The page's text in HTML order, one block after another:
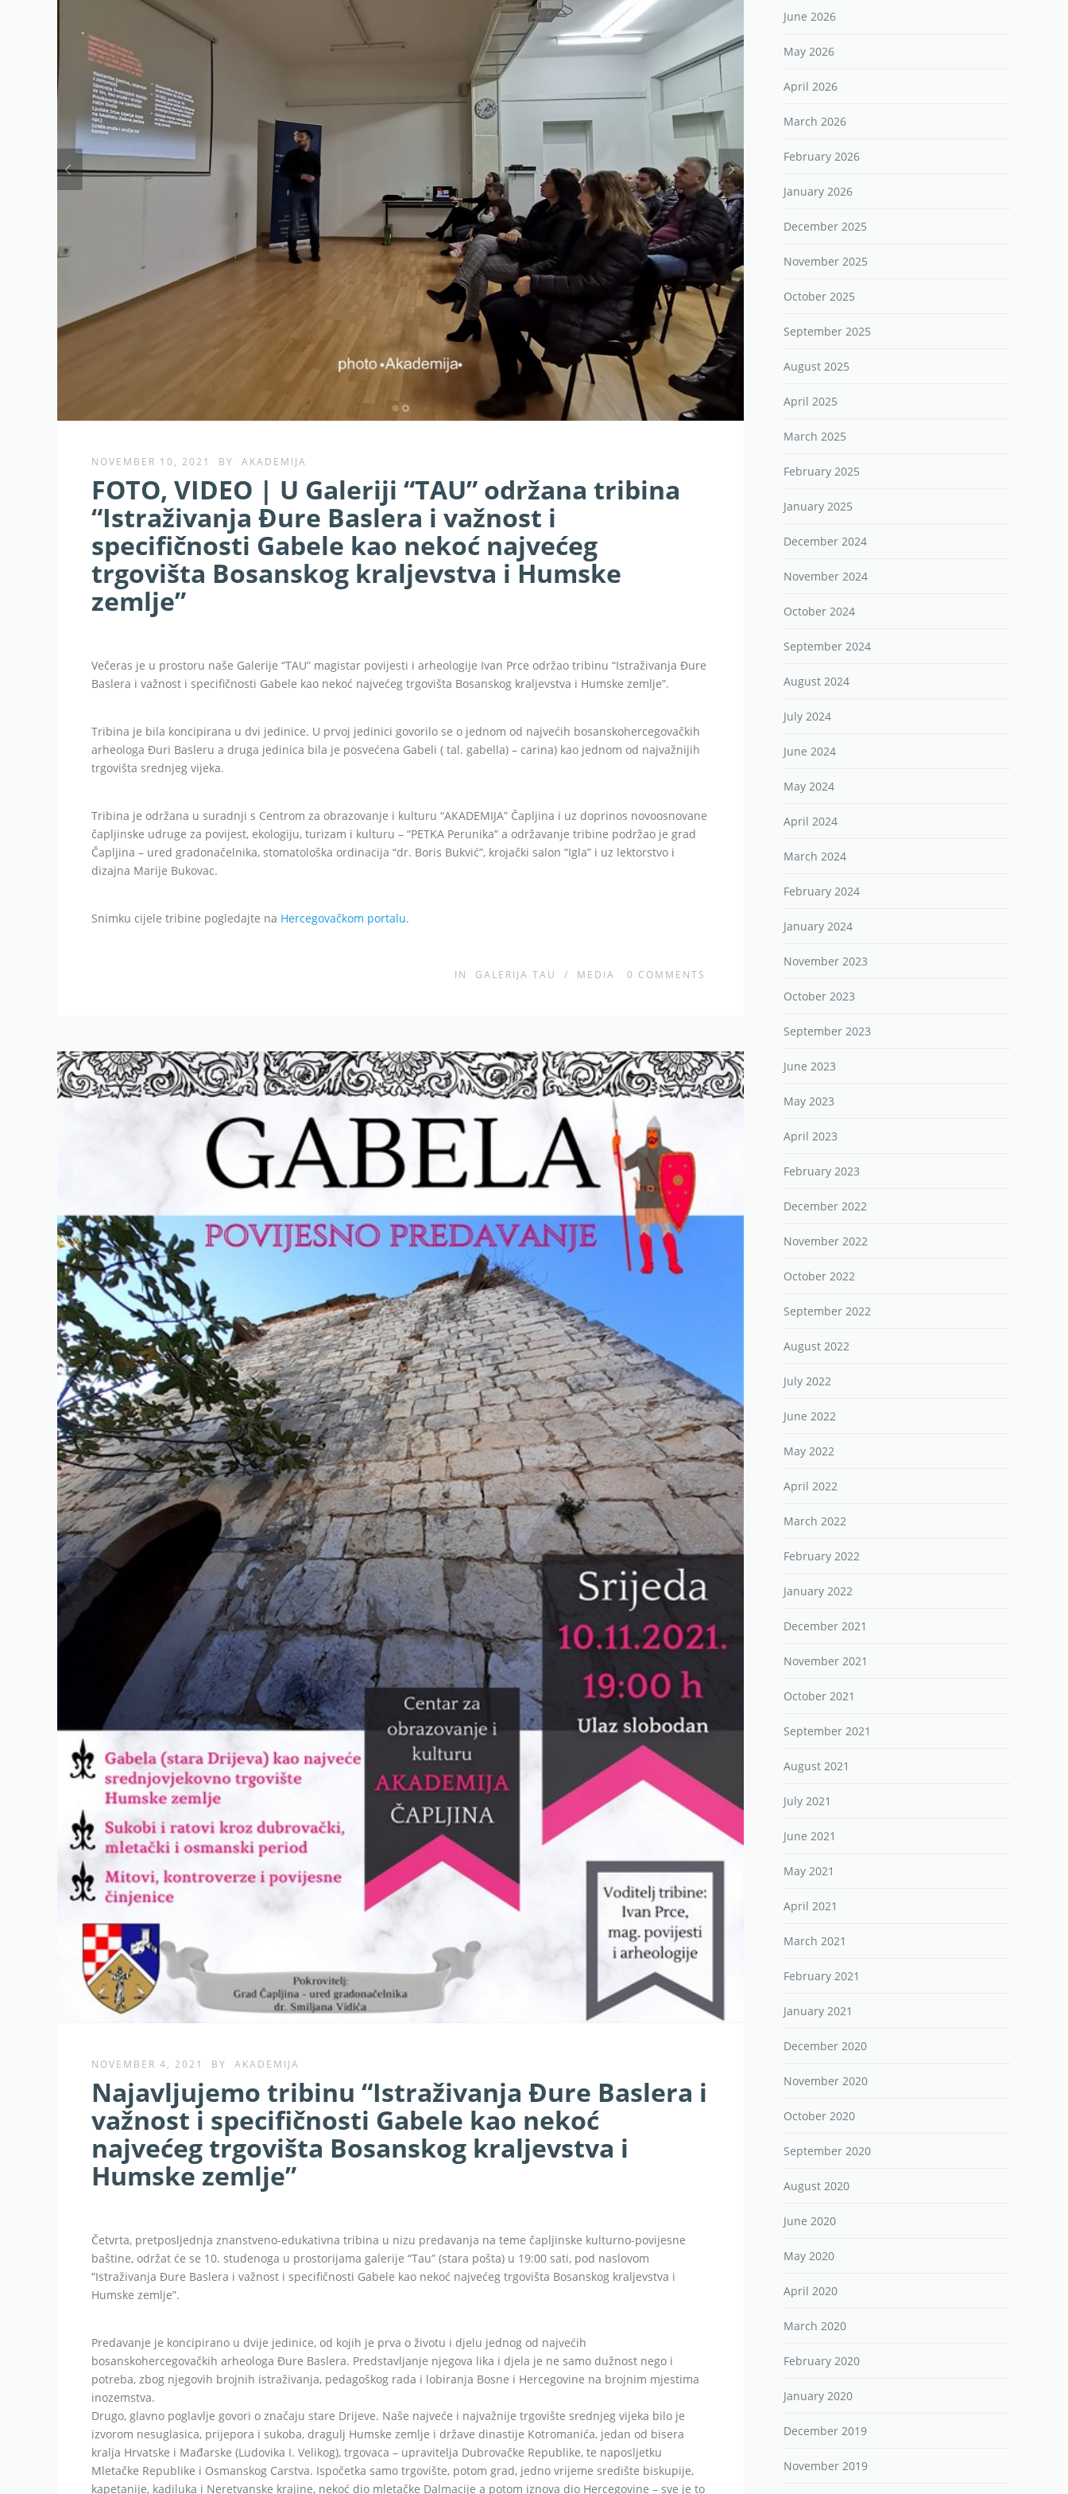
NOVEMBER 10, 2021 BY AKADEMIJA
FOTO, VIDEO | U Galeriji “TAU” održana tribina
“Istraživanja Đure Baslera i važnost i
specifičnosti Gabele kao nekoć najvećeg
trgovišta Bosanskog kraljevstva i Humske
zemlje”
Večeras je u prostoru naše Galerije “TAU” magistar povijesti i arheologije Ivan Prce održao tribinu “Istraživanja Đure
Baslera i važnost i specifičnosti Gabele kao nekoć najvećeg trgovišta Bosanskog kraljevstva i Humske zemlje”.
Tribina je bila koncipirana u dvi jedinice. U prvoj jedinici govorilo se o jednom od najvećih bosanskohercegovačkih
arheologa Đuri Basleru a druga jedinica bila je posvećena Gabeli ( tal. gabella) – carina) kao jednom od najvažnijih
trgovišta srednjeg vijeka.
Tribina je održana u suradnji s Centrom za obrazovanje i kulturu “AKADEMIJA” Čapljina i uz doprinos novoosnovane
čapljinske udruge za povijest, ekologiju, turizam i kulturu – “PETKA Perunika” a održavanje tribine podržao je grad
Čapljina – ured gradonačelnika, stomatološka ordinacija “dr. Boris Bukvić”, krojački salon “Igla” i uz lektorstvo i
dizajna Marije Bukovac.
Snimku cijele tribine pogledajte na Hercegovačkom portalu.
IN GALERIJA TAU / MEDIA 0 COMMENTS
NOVEMBER 4, 2021 BY AKADEMIJA
Najavljujemo tribinu “Istraživanja Đure Baslera i
važnost i specifičnosti Gabele kao nekoć
najvećeg trgovišta Bosanskog kraljevstva i
Humske zemlje”
Četvrta, pretposljednja znanstveno-edukativna tribina u nizu predavanja na teme čapljinske kulturno-povijesne
baštine, održat će se 10. studenoga u prostorijama galerije “Tau” (stara pošta) u 19:00 sati, pod naslovom
“Istraživanja Đure Baslera i važnost i specifičnosti Gabele kao nekoć najvećeg trgovišta Bosanskog kraljevstva i
Humske zemlje”.
Predavanje je koncipirano u dvije jedinice, od kojih je prva o životu i djelu jednog od najvećih
bosanskohercegovačkih arheologa Đure Baslera. Predstavljanje njegova lika i djela je ne samo dužnost nego i
potreba, zbog njegovih brojnih istraživanja, pedagoškog rada i lobiranja Bosne i Hercegovine na brojnim mjestima
inozemstva.
Drugo, glavno poglavlje govori o značaju stare Drijeve. Naše najveće i najvažnije trgovište srednjeg vijeka bilo je
izvorom nesuglasica, prijepora i sukoba, dragulj Humske zemlje i države dinastije Kotromanića, jedan od bisera
kralja Hrvatske i Mađarske (Ludovika I. Velikog), trgovaca – upravitelja Dubrovačke Republike, te naposljetku
Mletačke Republike i Osmanskog Carstva. Ispočetka samo trgovište, potom grad, jedno vrijeme središte biskupije,
kapetanije, kadiluka i Neretvanske krajine, nekoć dio mletačke Dalmacije a potom iznova dio Hercegovine – sve je to
June 2026
May 2026
April 2026
March 2026
February 2026
January 2026
December 2025
November 2025
October 2025
September 2025
August 2025
April 2025
March 2025
February 2025
January 2025
December 2024
November 2024
October 2024
September 2024
August 2024
July 2024
June 2024
May 2024
April 2024
March 2024
February 2024
January 2024
November 2023
October 2023
September 2023
June 2023
May 2023
April 2023
February 2023
December 2022
November 2022
October 2022
September 2022
August 2022
July 2022
June 2022
May 2022
April 2022
March 2022
February 2022
January 2022
December 2021
November 2021
October 2021
September 2021
August 2021
July 2021
June 2021
May 2021
April 2021
March 2021
February 2021
January 2021
December 2020
November 2020
October 2020
September 2020
August 2020
June 2020
May 2020
April 2020
March 2020
February 2020
January 2020
December 2019
November 2019